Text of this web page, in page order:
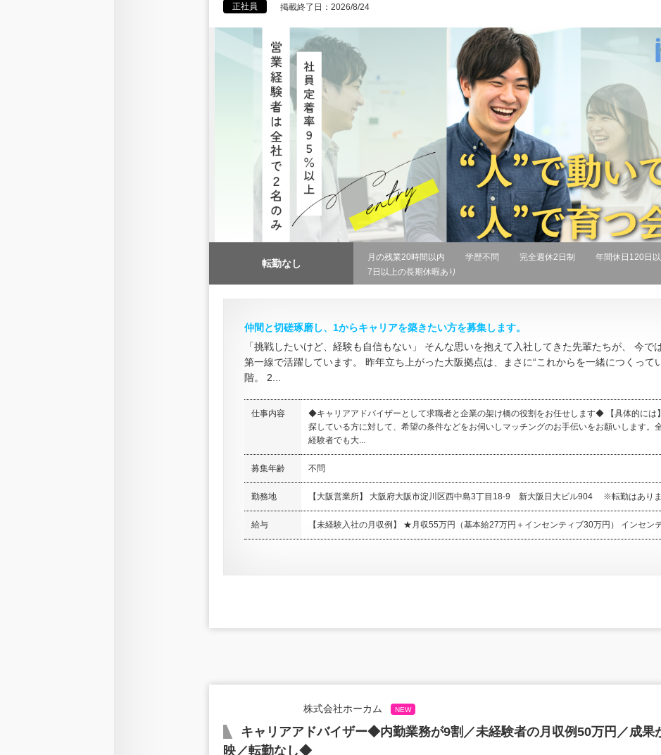
正社員 掲載終了日：2026/8/24
転勤なし
月の残業20時間以内 学歴不問 完全週休2日制
年間休日120日
7日以上の長期休暇あり
仲間と切磋琢磨し、1からキャリアを築きたい方を募集します。
「挑戦したいけど、経験も自信もない」 そんな思いを抱えて入社してきた先輩たちが、 今で
第一線で活躍しています。 昨年立ち上がった大阪拠点は、まさに“これからを一緒につくって
階。 2...
仕事内容
◆キャリアアドバイザーとして求職者と企業の架け橋の役割をお任せします◆ 【具体的には
探している方に対して、希望の条件などをお伺いしマッチングのお手伝いをお願いします。
経験者でも大...
募集年齢 不問
勤務地 【大阪営業所】 大阪府大阪市淀川区西中島3丁目18-9 新大阪日大ビル904 ※転勤はあり
給与 【未経験入社の月収例】 ★月収55万円（基本給27万円＋インセンティブ30万円） インセン
株式会社ホーカム NEW
キャリアアドバイザー◆内勤業務が9割／未経験者の月収例50万円／成果
映／転勤なし◆